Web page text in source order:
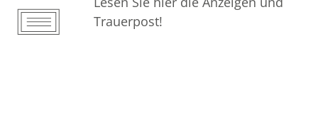
Trauerpost!